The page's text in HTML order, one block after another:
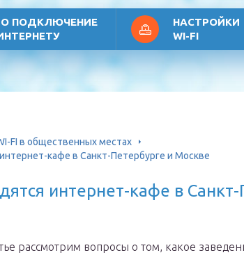
ПОДКЛЮЧЕНИЕ
НАСТРОЙКИ
WI-FI
FI в общественных местах
кафе в Санкт-Петербурге и Москве
интернет-кафе в
рассмотрим вопросы о том, какое